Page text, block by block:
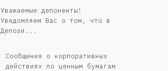
Уважаемые депоненты!
Уведомляем Вас о том, что в
Депози...
Сообщения о корпоративных
действиях по ценным бумагам